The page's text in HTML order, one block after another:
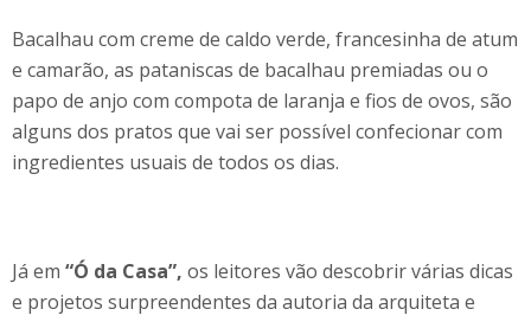
Bacalhau com creme de caldo verde, francesinha de atum
e camarão, as pataniscas de bacalhau premiadas ou o
papo de anjo com compota de laranja e fios de ovos, são
alguns dos pratos que vai ser possível confecionar com
ingredientes usuais de todos os dias.
Já em “Ó da Casa”, os leitores vão descobrir várias dicas
e projetos surpreendentes da autoria da arquiteta e